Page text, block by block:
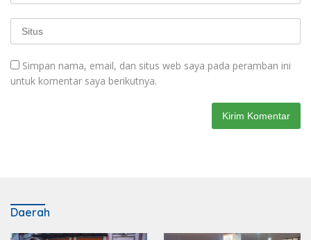
Simpan nama, email, dan situs web saya pada peramban ini
untuk komentar saya berikutnya.
Daerah